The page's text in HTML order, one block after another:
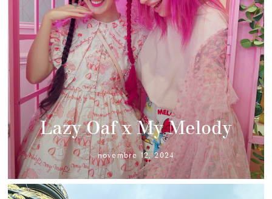
Lazy Oaf x My Melody
novembre 12, 2024